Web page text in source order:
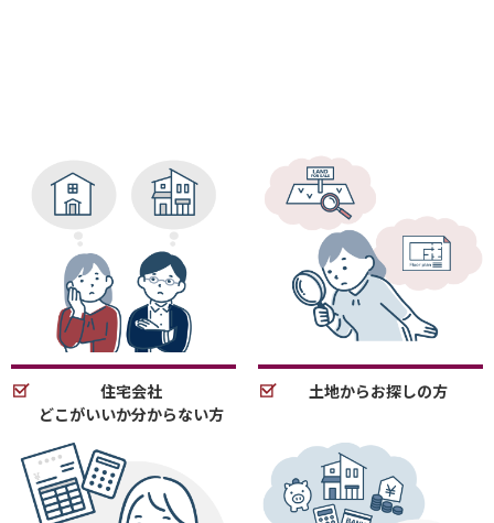
住宅会社
どこがいいか分からない方
土地からお探しの方